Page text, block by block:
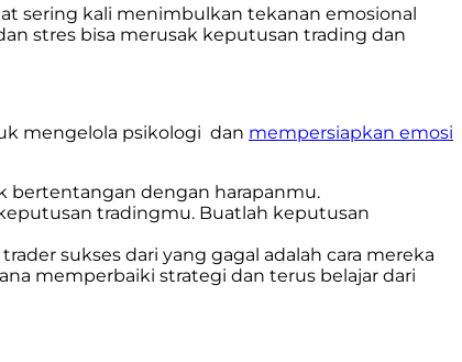
sering kali menimbulkan tekanan emosional
stres bisa merusak keputusan trading dan
mengelola psikologi dan mempersiapkan emosi
bertentangan dengan harapanmu.
tradingmu. Buatlah keputusan
sukses dari yang gagal adalah cara mereka
memperbaiki strategi dan terus belajar dari